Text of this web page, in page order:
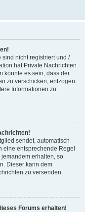
sind nicht registriert und /
hat Private Nachrichten
könnte es sein, dass der
zu verschicken, entzogen
Informationen zu
sendet, automatisch
eine entsprechende Regel
erhalten, so
Dieser kann dem
zu versenden.
Forums erhalten!